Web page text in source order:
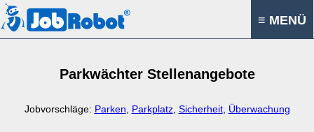
≡ MENÜ
Parkwächter Stellenangebote
Jobvorschläge: Parken Parkplatz, Sicherheit, Überwachung